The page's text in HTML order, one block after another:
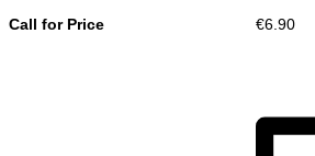
Call for Price €6.90